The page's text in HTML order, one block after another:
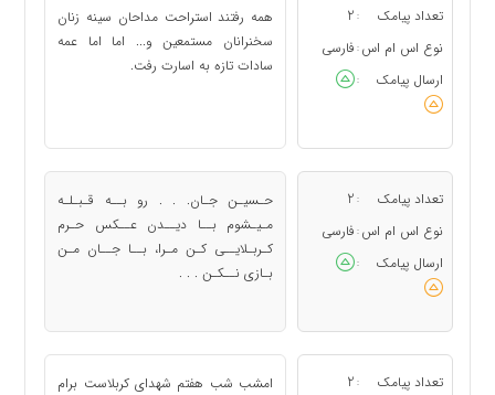
تعداد پیامک :
2
نوع اس ام اس : فارسی
ارسال پیامک
:
همه رفتند استراحت مداحان سینه زنان
سخنرانان مستمعین و... اما اما عمه
سادات تازه به اسارت رفت.
تعداد پیامک :
2
نوع اس ام اس : فارسی
ارسال پیامک
:
حـسیـن جـان. . . رو بــه قـبـلـه
مـیـشوم بــا دیــدن عــكس حـرم
كـربـلایــى كـن مـرا، بــا جــان مـن
بـازى نــكـن . . .
تعداد پیامک :
2
امشب شب هفتم شهدای کربلاست برام